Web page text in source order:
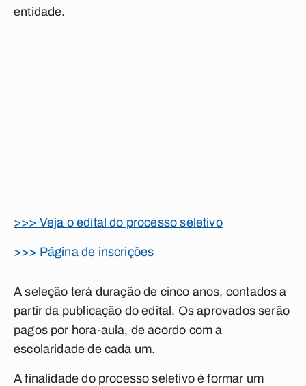
entidade.
>>> Veja o edital do processo seletivo
>>> Página de inscrições
A seleção terá duração de cinco anos, contados a
partir da publicação do edital. Os aprovados serão
pagos por hora-aula, de acordo com a
escolaridade de cada um.
A finalidade do processo seletivo é formar um